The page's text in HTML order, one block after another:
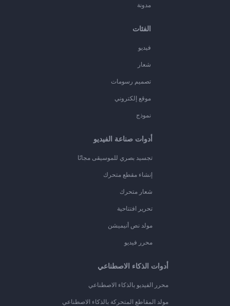
مدونة
الفئات
فيديو
شعار
تصميم رسومات
موقع إلكتروني
نموذج
أدوات صناعة الفيديو
تجسيد بصري للموسيقى مجانًا
إنشاء مقطع متحرك
شعار متحرك
تحرير افتتاحية
مولد نص أنيميشن
محرر فيديو
أدوات الذكاء الاصطناعي
محرر الفيديو بالذكاء الاصطناعي
مولد المقاطع المتحركة بالذكاء الاصطناعي